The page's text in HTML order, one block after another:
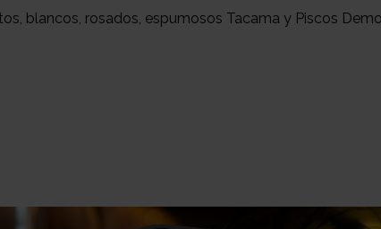
blancos, rosados, espumosos Tacama y Piscos